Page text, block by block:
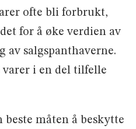
ofte bli forbrukt,
for å øke verdien av
av salgspanthaverne.
i en del tilfelle
måten å beskytte